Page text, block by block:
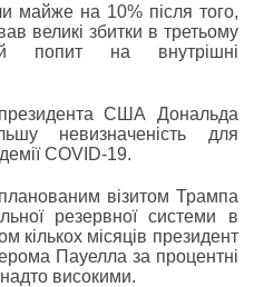
майже на 10% після того,
великі збитки в третьому
попит на внутрішні
США Дональда
невизначеність для
COVID-19.
візитом Трампа
резервної системи в
кількох місяців президент
Пауелла за процентні
високими.